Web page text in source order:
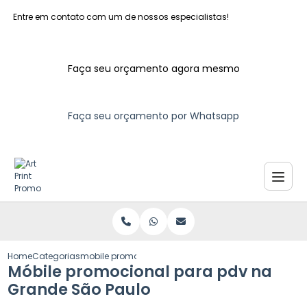
Entre em contato com um de nossos especialistas!
Faça seu orçamento agora mesmo
Faça seu orçamento por Whatsapp
HomeCategoriasmobile promocional pdv grande sao paulo
Móbile promocional para pdv na
Grande São Paulo